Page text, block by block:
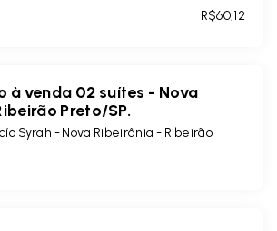
R$60,12
à venda 02 suítes - Nova
Preto/SP.
Syrah -Nova Ribeirânia - Ribeirão